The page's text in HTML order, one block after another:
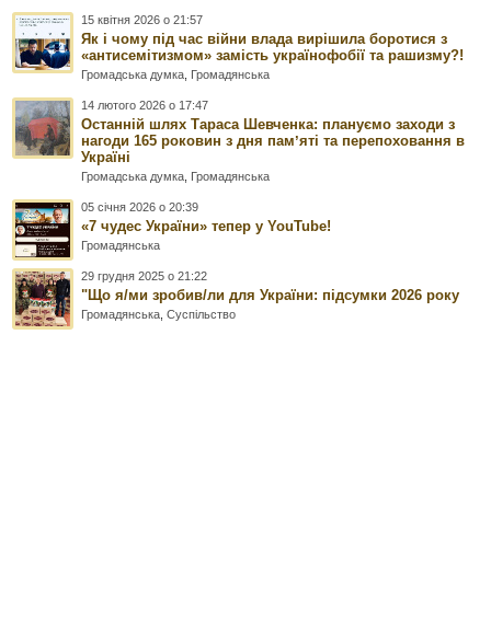
15 квітня 2026 о 21:57
Як і чому під час війни влада вирішила боротися з
«антисемітизмом» замість українофобії та рашизму?!
Громадська думка, Громадянська
14 лютого 2026 о 17:47
Останній шлях Тараса Шевченка: плануємо заходи з
нагоди 165 роковин з дня памʼяті та перепоховання в
Україні
Громадська думка, Громадянська
05 січня 2026 о 20:39
«7 чудес України» тепер у YouTube!
Громадянська
29 грудня 2025 о 21:22
"Що я/ми зробив/ли для України: підсумки 2026 року
Громадянська,Суспільство